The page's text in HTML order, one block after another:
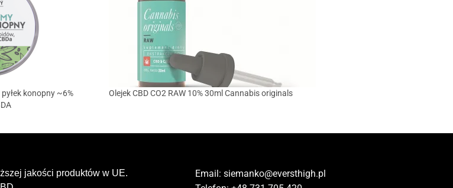
konopny ~6%
Olejek CBD CO2 RAW 10% 30ml Cannabis originals
jakości produktów w UE.
Email: siemanko@eversthigh.pl